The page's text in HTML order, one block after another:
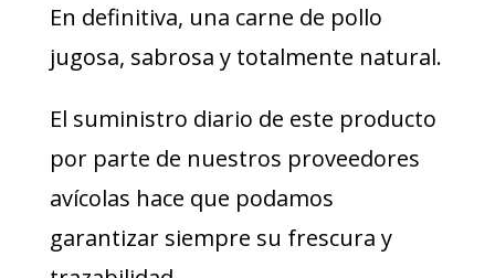
En definitiva, una carne de pollo
jugosa, sabrosa y totalmente natural.
El suministro diario de este producto
por parte de nuestros proveedores
avícolas hace que podamos
garantizar siempre su frescura y